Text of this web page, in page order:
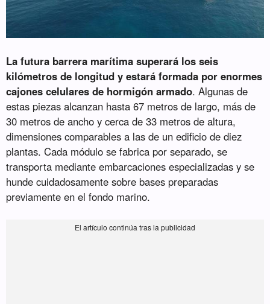
La futura barrera marítima superará los seis
kilómetros de longitud y estará formada por enormes
cajones celulares de hormigón armado. Algunas de
estas piezas alcanzan hasta 67 metros de largo, más de
30 metros de ancho y cerca de 33 metros de altura,
dimensiones comparables a las de un edificio de diez
plantas. Cada módulo se fabrica por separado, se
transporta mediante embarcaciones especializadas y se
hunde cuidadosamente sobre bases preparadas
previamente en el fondo marino.